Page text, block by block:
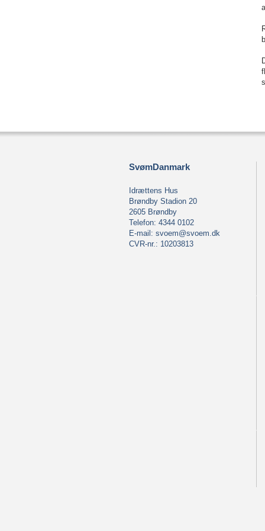
SvømDanmark
Idrættens Hus
Brøndby Stadion 20
2605 Brøndby
Telefon: 4344 0102
E-mail: svoem@svoem.dk
CVR-nr.: 10203813